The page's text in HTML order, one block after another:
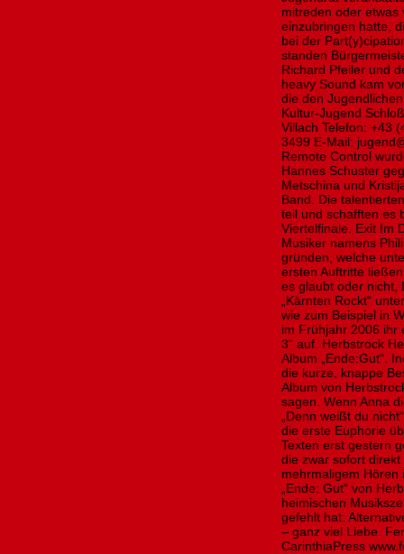
mitreden oder
einzubringen hatte,
bei der
standen
Richard Pfeiler und
heavy Sound kam
die den
Kultur-Jugend
Villach Telefon: +43
3499 E-Mail:
Remote Control
Hannes Schuster
Metschina und
Band. Die
teil und schafften es
Viertelfinale. Exit Im
Musiker namens
gründen, welche
ersten Auftritte
es glaubt oder nicht,
„Kärnten Rockt“
wie zum Beispiel in
im Frühjahr 2006 ihr
3“ auf. Herbstrock
Album „Ende:Gut“.
die kurze, knappe
Album von
sagen. Wenn Anna
„Denn weißt du
die erste Euphorie
Texten erst gestern
die zwar sofort
mehrmaligem Hören
„Ende: Gut“ von
heimischen
gefehlt hat:
– ganz viel Liebe.
CarinthiaPress